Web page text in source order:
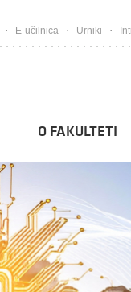
E-učilnica Urniki
O FAKULTETI